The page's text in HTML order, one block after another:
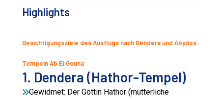
Highlights
Besichtigungsziele des Ausflugs nach Dendera und Abydos
Tempeln Ab El Gouna
1. Dendera (Hathor-Tempel)
Gewidmet: Der Göttin Hathor (mütterliche